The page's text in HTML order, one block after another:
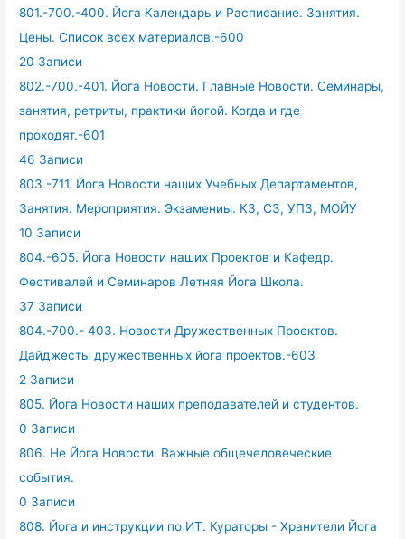
801.-700.-400. Йога Календарь и Расписание. Занятия.
Цены. Список всех материалов.-600
20 Записи
802.-700.-401. Йога Новости. Главные Новости. Семинары,
занятия, ретриты, практики йогой. Когда и где
проходят.-601
46 Записи
803.-711. Йога Новости наших Учебных Департаментов,
Занятия. Мероприятия. Экзамениы. КЗ, СЗ, УПЗ, МОЙУ
10 Записи
804.-605. Йога Новости наших Проектов и Кафедр.
Фестивалей и Семинаров Летняя Йога Школа.
37 Записи
804.-700.- 403. Новости Дружественных Проектов.
Дайджесты дружественных йога проектов.-603
2 Записи
805. Йога Новости наших преподавателей и студентов.
0 Записи
806. Не Йога Новости. Важные общечеловеческие
события.
0 Записи
808. Йога и инструкции по ИТ. Кураторы - Хранители Йога